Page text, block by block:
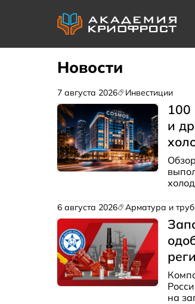
Новости
7 августа 2026 Инвестиции
100
и
6 августа 2026 Арматура и
на